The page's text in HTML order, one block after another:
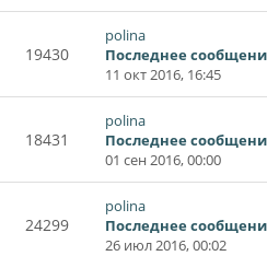
19430
polina
Последнее
11 окт 2016, 16:45
18431
polina
Последнее
01 сен 2016, 00:00
24299
polina
Последнее
26 июл 2016, 00:02